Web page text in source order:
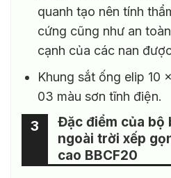
quanh tạo nên tính
cứng cũng như an
cạnh của các nan
Khung sắt ống elip 10
03 màu sơn tĩnh điện.
Đặc điểm của bộ
ngoài trời xếp
cao BBCF20
3